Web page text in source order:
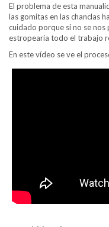
El problema de esta
las gomitas en las chanclas
cuidado porque si no se
estropearía todo el trabajo
En este vídeo se ve el